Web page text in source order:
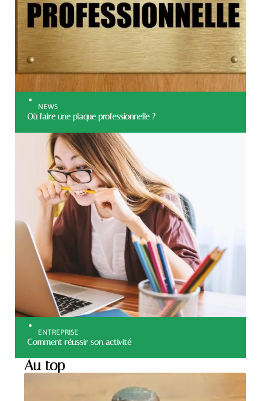
NEWS
Où faire une plaque professionnelle ?
ENTREPRISE
Comment réussir son activité
Au top